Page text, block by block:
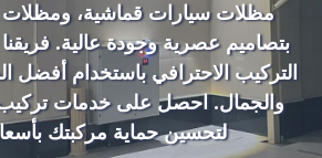
مظلات سيارات قماشية، ومظلات
بتصاميم عصرية وجودة عالية.
التركيب الاحترافي باستخدام أفضل
والجمال. احصلعلىخدمات
لتحسين حماية مركبتك